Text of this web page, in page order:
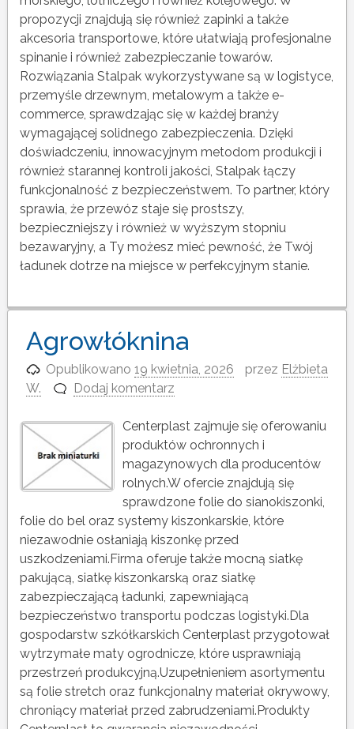
propozycji znajdują się również zapinki a także
akcesoria transportowe, które ułatwiają profesjonalne
spinanie i również zabezpieczanie towarów.
Rozwiązania Stalpak wykorzystywane są w logistyce,
przemyśle drzewnym, metalowym a także e-
commerce, sprawdzając się w każdej branży
wymagającej solidnego zabezpieczenia. Dzięki
doświadczeniu, innowacyjnym metodom produkcji i
również starannej kontroli jakości, Stalpak łączy
funkcjonalność z bezpieczeństwem. To partner, który
sprawia, że przewóz staje się prostszy,
bezpieczniejszy i również w wyższym stopniu
bezawaryjny, a Ty możesz mieć pewność, że Twój
ładunek dotrze na miejsce w perfekcyjnym stanie.
Agrowłóknina
Opublikowano19 kwietnia, 2026 przez Elżbieta
W.
Dodaj komentarz
Centerplast zajmuje się oferowaniu
produktów ochronnych i
magazynowych dla producentów
rolnych.W ofercie znajdują się
sprawdzone folie do sianokiszonki,
folie do bel oraz systemy kiszonkarskie, które
niezawodnie osłaniają kiszonkę przed
uszkodzeniami.Firma oferuje także mocną siatkę
pakującą, siatkę kiszonkarską oraz siatkę
zabezpieczającą ładunki, zapewniającą
bezpieczeństwo transportu podczas logistyki.Dla
gospodarstw szkółkarskich Centerplast przygotował
wytrzymałe maty ogrodnicze, które usprawniają
przestrzeń produkcyjną.Uzupełnieniem asortymentu
są folie stretch oraz funkcjonalny materiał okrywowy,
chroniący materiał przed zabrudzeniami.Produkty